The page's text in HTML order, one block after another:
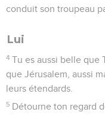
conduit son troupeau
Lui
4 Tu es aussi belle que
que Jérusalem, aussi
leurs étendards.
5 Détourne ton regard